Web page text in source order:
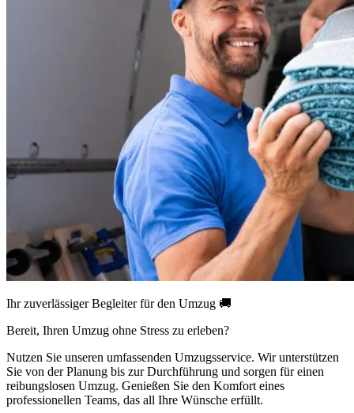
Ihr zuverlässiger Begleiter für den Umzug 🚚
Bereit, Ihren Umzug ohne Stress zu erleben?
Nutzen Sie unseren umfassenden Umzugsservice. Wir unterstützen
Sie von der Planung bis zur Durchführung und sorgen für einen
reibungslosen Umzug. Genießen Sie den Komfort eines
professionellen Teams, das all Ihre Wünsche erfüllt.